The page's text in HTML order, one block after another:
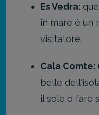
Es Vedra:
in mare è un
visitatore.
Cala Comte:
belle
il sole o fare